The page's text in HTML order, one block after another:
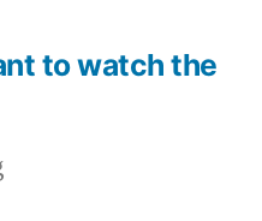
to watch the